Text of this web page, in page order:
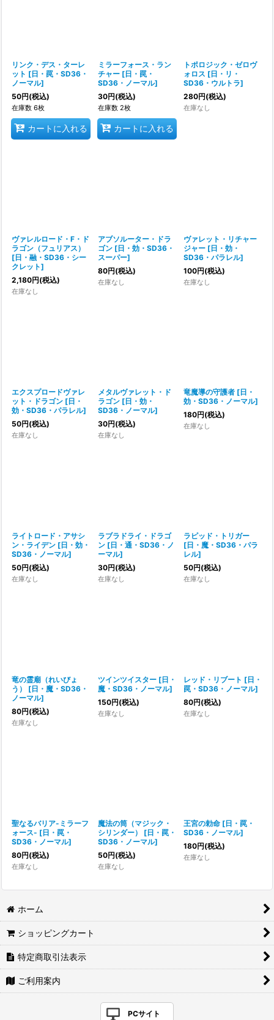
リンク・デス・ターレ
ット [日・罠・SD36・
ノーマル]
50円(税込)
在庫数 6枚
カートに入れる
ミラーフォース・ラン
チャー [日・罠・
SD36・ノーマル]
30円(税込)
在庫数 2枚
カートに入れる
トポロジック・ゼロヴ
ォロス [日・リ・
SD36・ウルトラ]
280円(税込)
在庫なし
ヴァレルロード・F・ド
ラゴン（フュリアス）
[日・融・SD36・シー
クレット]
2,180円(税込)
在庫なし
アブソルーター・ドラ
ゴン [日・効・SD36・
スーパー]
80円(税込)
在庫なし
ヴァレット・リチャー
ジャー [日・効・
SD36・パラレル]
100円(税込)
在庫なし
エクスプロードヴァレ
ット・ドラゴン [日・
効・SD36・パラレル]
50円(税込)
在庫なし
メタルヴァレット・ド
ラゴン [日・効・
SD36・ノーマル]
30円(税込)
在庫なし
竜魔導の守護者 [日・
効・SD36・ノーマル]
180円(税込)
在庫なし
ライトロード・アサシ
ン・ライデン [日・効・
SD36・ノーマル]
50円(税込)
在庫なし
ラブラドライ・ドラゴ
ン [日・通・SD36・ノ
ーマル]
30円(税込)
在庫なし
ラピッド・トリガー
[日・魔・SD36・パラ
レル]
50円(税込)
在庫なし
竜の霊廟（れいびょ
う）
[日・魔・SD36・
ノーマル]
80円(税込)
在庫なし
ツインツイスター [日・
魔・SD36・ノーマル]
150円(税込)
在庫なし
レッド・リブート [日・
罠・SD36・ノーマル]
80円(税込)
在庫なし
聖なるバリア-ミラーフ
ォース- [日・罠・
SD36・ノーマル]
80円(税込)
在庫なし
魔法の筒（マジック・
シリンダー）
[日・罠・
SD36・ノーマル]
50円(税込)
在庫なし
王宮の勅命 [日・罠・
SD36・ノーマル]
180円(税込)
在庫なし
ホーム
ショッピングカート
特定商取引法表示
ご利用案内
PCサイト